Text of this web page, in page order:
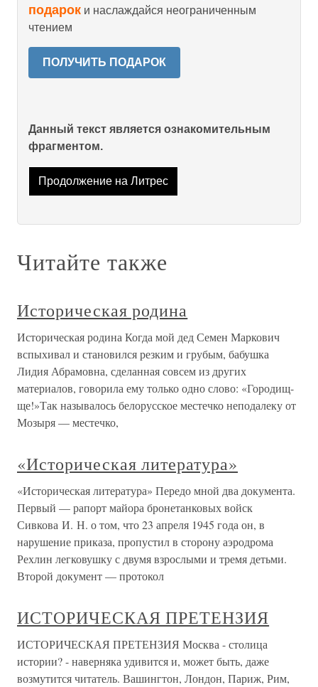
подарок и наслаждайся неограниченным
чтением
ПОЛУЧИТЬ ПОДАРОК
Данный текст является ознакомительным
фрагментом.
Продолжение на Литрес
Читайте также
Историческая родина
Историческая родина Когда мой дед Семен Маркович
вспыхивал и становился резким и грубым, бабушка
Лидия Абрамовна, сделанная совсем из других
материалов, говорила ему только одно слово: «Городищ-
ще!»Так называлось белорусское местечко неподалеку от
Мозыря — местечко,
«Историческая литература»
«Историческая литература» Передо мной два документа.
Первый — рапорт майора бронетанковых войск
Сивкова И. Н. о том, что 23 апреля 1945 года он, в
нарушение приказа, пропустил в сторону аэродрома
Рехлин легковушку с двумя взрослыми и тремя детьми.
Второй документ — протокол
ИСТОРИЧЕСКАЯ ПРЕТЕНЗИЯ
ИСТОРИЧЕСКАЯ ПРЕТЕНЗИЯ Москва - столица
истории? - наверняка удивится и, может быть, даже
возмутится читатель. Вашингтон, Лондон, Париж, Рим,